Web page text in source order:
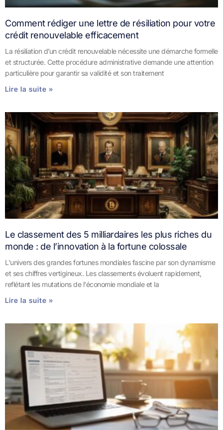
Comment rédiger une lettre de résiliation pour votre
crédit renouvelable efficacement
La résiliation d’un crédit renouvelable nécessite une démarche formelle
et structurée. Cette procédure administrative demande une attention
particulière pour garantir sa validité et son traitement
Lire la suite »
Le classement des 5 milliardaires les plus riches du
monde : de l’innovation à la fortune colossale
L'univers des grandes fortunes mondiales fascine par son dynamisme
et ses chiffres vertigineux. Les classements évoluent rapidement,
reflétant les mutations de l'économie mondiale et la
Lire la suite »